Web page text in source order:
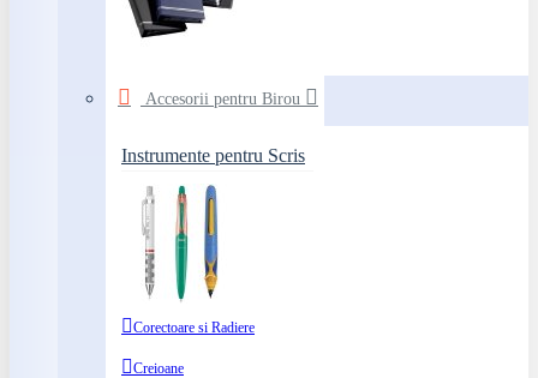
Accesorii pentru Birou
Instrumente pentru Scris
Corectoare si Radiere
Creioane